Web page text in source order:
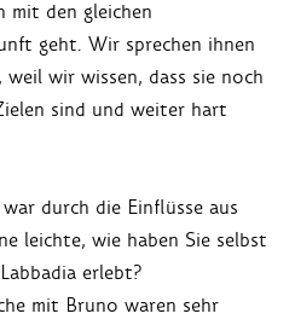
mit den gleichen
geht. Wir sprechen ihnen
wir wissen, dass sie noch
sind und weiter hart
durch die Einflüsse aus
leichte, wie haben Sie selbst
erlebt?
mit Bruno waren sehr